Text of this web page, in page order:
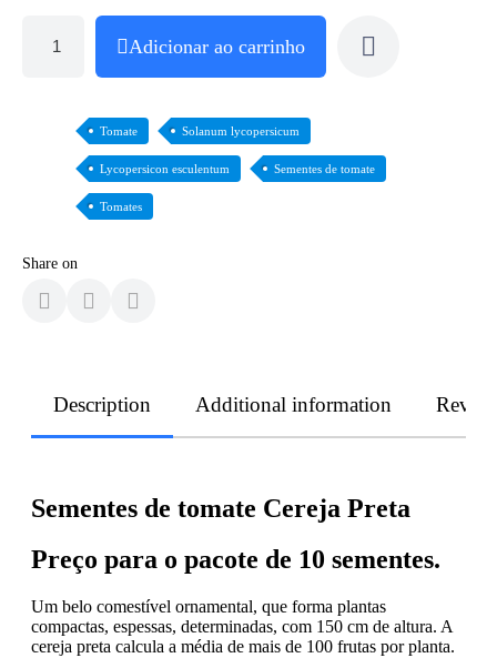
Adicionar ao carrinho
Tomate Solanum lycopersicum
Lycopersicon esculentum Sementes de tomate
Tomates
Share on
Description Additional information
Sementes de tomate Cereja Preta
Preço para o pacote de 10 sementes.
Um belo comestível ornamental, que forma plantas
compactas, espessas, determinadas, com 150 cm de altura. A
cereja preta calcula a média de mais de 100 frutas por planta.